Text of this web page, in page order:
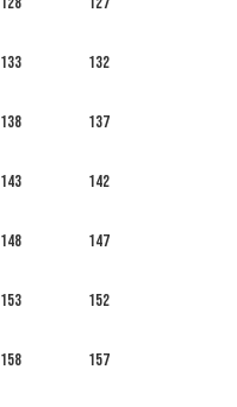
132
133
137
138
142
143
147
148
152
153
157
158